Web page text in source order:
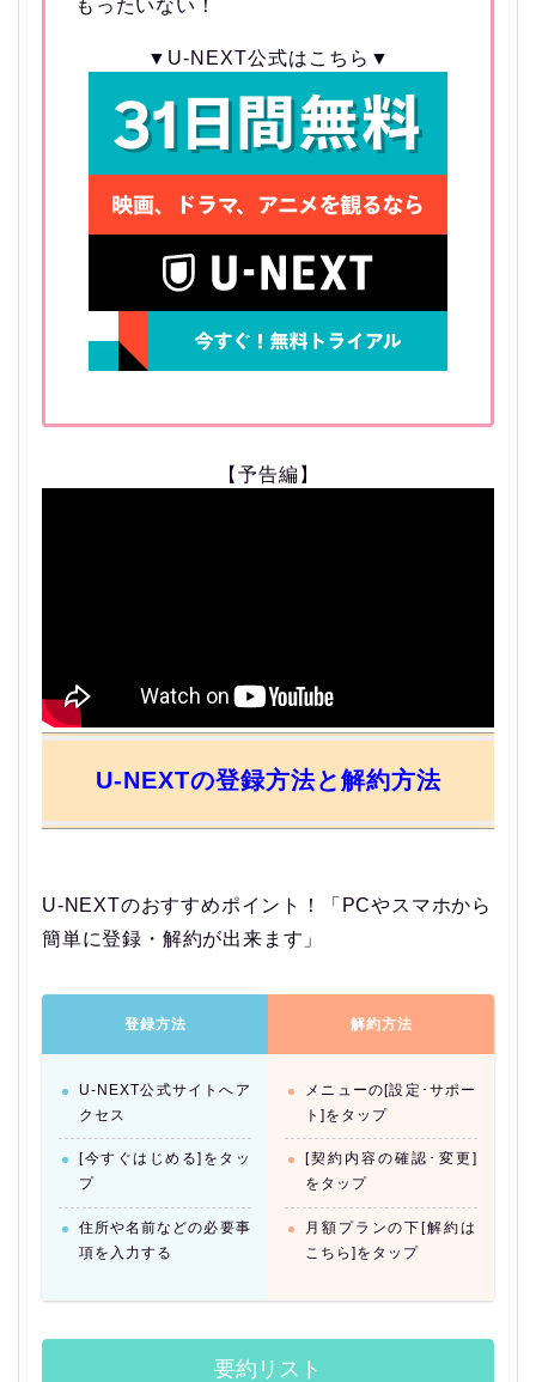
もったいない！
▼U-NEXT公式はこちら▼
【予告編】
U-NEXTの登録方法と解約方法
U-NEXTのおすすめポイント！「PCやスマホから
簡単に登録・解約が出来ます」
登録方法
U-NEXT公式サイトへア
クセス
[今すぐはじめる]をタッ
プ
住所や名前などの必要事
項を入力する
解約方法
メニューの[設定･サポー
ト]をタップ
[契約内容の確認･変更]
をタップ
月額プランの下[解約は
こちら]をタップ
要約リスト